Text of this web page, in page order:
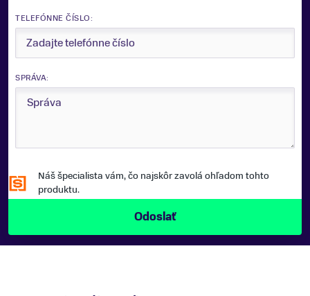
TELEFÓNNE ČÍSLO:
SPRÁVA:
Náš špecialista vám, čo najskôr zavolá ohľadom tohto
produktu.